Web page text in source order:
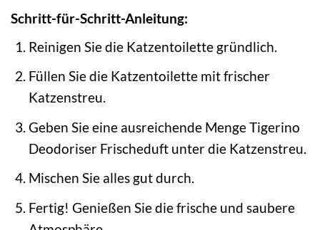
Schritt-für-Schritt-Anleitung:
Reinigen Sie die Katzentoilette gründlich.
Füllen Sie die Katzentoilette mit frischer
Katzenstreu.
Geben Sie eine ausreichende Menge Tigerino
Deodoriser Frischeduft unter die Katzenstreu.
Mischen Sie alles gut durch.
Fertig! Genießen Sie die frische und saubere